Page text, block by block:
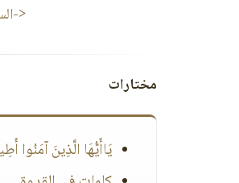
<-
مختارات
يَاأَيُّهَا الَّذِينَ آمَنُوا